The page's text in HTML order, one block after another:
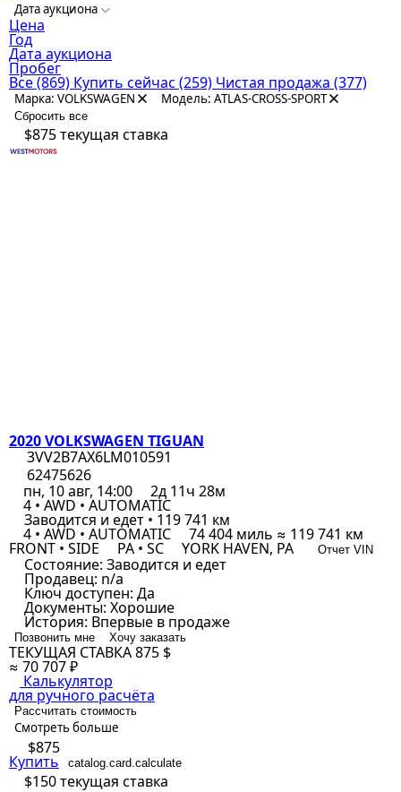
Дата аукциона
Цена
Год
Дата аукциона
Пробег
Все(869) Купить сейчас (259) Чистая продажа (377)
Марка: VOLKSWAGEN Модель: ATLAS-CROSS-SPORT
Сбросить все
$875текущая ставка
2020 VOLKSWAGEN TIGUAN
3VV2B7AX6LM010591
62475626
пн, 10 авг, 14:00
2д 11ч 28м
4 • AWD • AUTOMATIC
Заводится и едет • 119 741 км
4 • AWD • AUTOMATIC 74 404 миль ≈ 119 741 км
FRONT • SIDE PA • SC YORK HAVEN, PA Отчет VIN
Состояние: Заводится и едет
Продавец: n/a
Ключ доступен: Да
Документы: Хорошие
История: Впервые в продаже
Позвонить мне Хочу заказать
ТЕКУЩАЯ СТАВКА875 $
≈ 70 707 ₽
Калькулятор
для ручного расчёта
Рассчитать стоимость
Смотреть больше
$875
Купить catalog.card.calculate
$150текущая ставка